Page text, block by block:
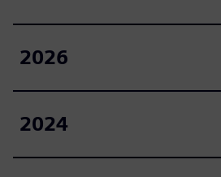
2026
2024